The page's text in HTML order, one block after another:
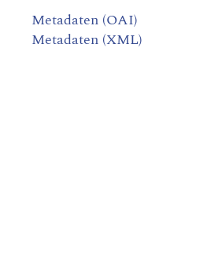
Metadaten (OAI)
Metadaten (XML)